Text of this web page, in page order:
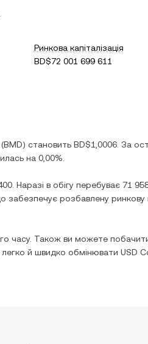
.
Ринкова капіталізація
BD$72 001 699 611
(BMD) становить BD$1,0006 . За
на 0,00%
. Наразі в обігу перебуває 71
забезпечує розбавлену ринкову
часу. Також ви можете побачити
й швидко обмінювати USD